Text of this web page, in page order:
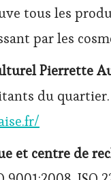
tous les
par les
Pierrette
du
et centre de